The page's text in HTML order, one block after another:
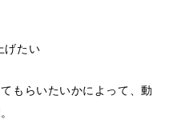
げたい
もらいたいかによって、動